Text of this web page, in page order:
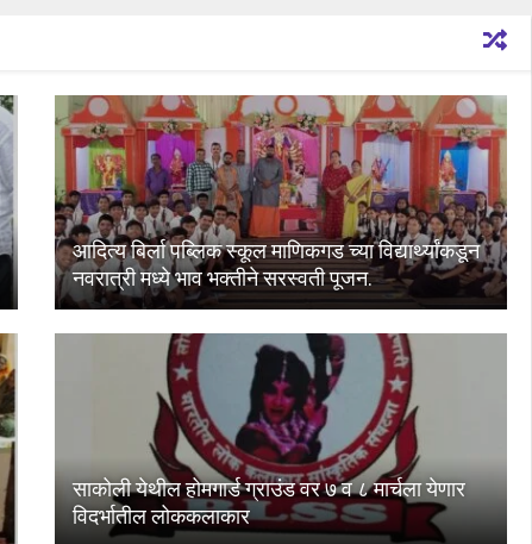
आदित्य बिर्ला पब्लिक स्कूल माणिकगड च्या विद्यार्थ्यांकडून
नवरात्री मध्ये भाव भक्तीने सरस्वती पूजन.
साकोली येथील होमगार्ड ग्राउंड वर ७ व ८ मार्चला येणार
विदर्भातील लोककलाकार